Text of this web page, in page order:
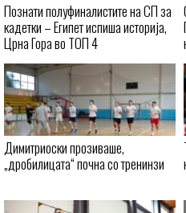
Познати полуфиналистите на СП за
кадетки – Египет испиша историја,
Црна Гора во ТОП 4
Димитриоски прозиваше,
„дробилицата“ почна со тренинзи